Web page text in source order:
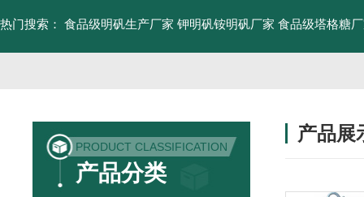
热门搜索： 食品级明矾生产厂家 钾明矾铵明矾厂家 食品级塔格糖
PRODUCT CLASSIFICATION
产品分类
产品展